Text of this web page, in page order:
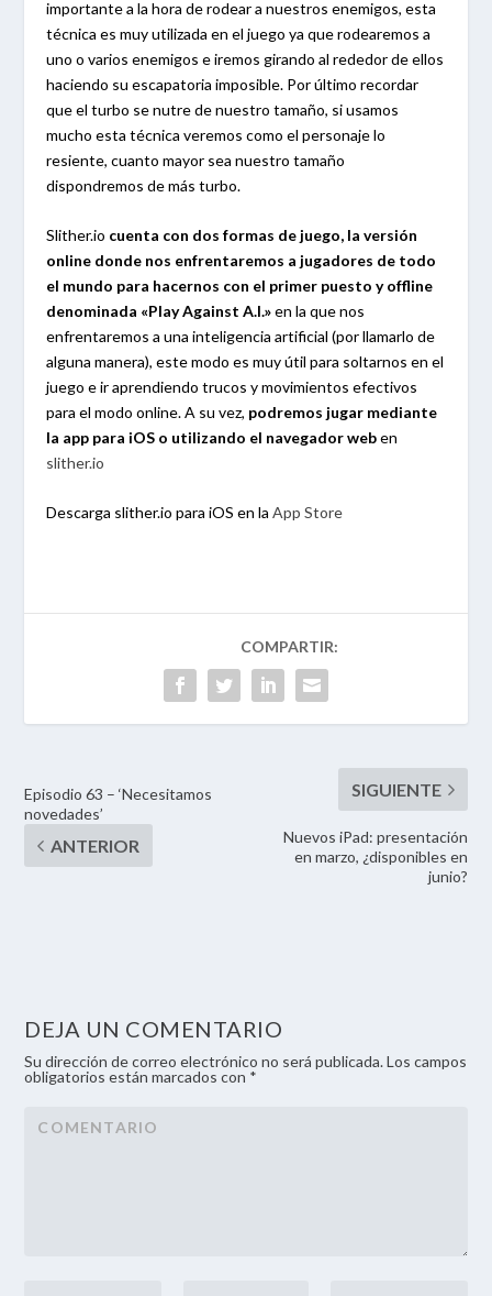
importante a la hora de rodear a nuestros enemigos, esta
técnica es muy utilizada en el juego ya que rodearemos a
uno o varios enemigos e iremos girando al rededor de ellos
haciendo su escapatoria imposible. Por último recordar
que el turbo se nutre de nuestro tamaño, si usamos
mucho esta técnica veremos como el personaje lo
resiente, cuanto mayor sea nuestro tamaño
dispondremos de más turbo.
Slither.io cuenta con dos formas de juego, la versión
online donde nos enfrentaremos a jugadores de todo
el mundo para hacernos con el primer puesto y offline
denominada «Play Against A.I.»en la que nos
enfrentaremos a una inteligencia artificial (por llamarlo de
alguna manera), este modo es muy útil para soltarnos en el
juego e ir aprendiendo trucos y movimientos efectivos
para el modo online. A su vez, podremos jugar mediante
la app para iOS o utilizando el navegador weben
slither.io
Descarga slither.io para iOS en la App Store
Episodio 63 – ‘Necesitamos
novedades’
Nuevos iPad: presentación
en marzo, ¿disponibles en
junio?
DEJA UN COMENTARIO
Su dirección de correo electrónico no será publicada. Los campos
obligatorios están marcados con *